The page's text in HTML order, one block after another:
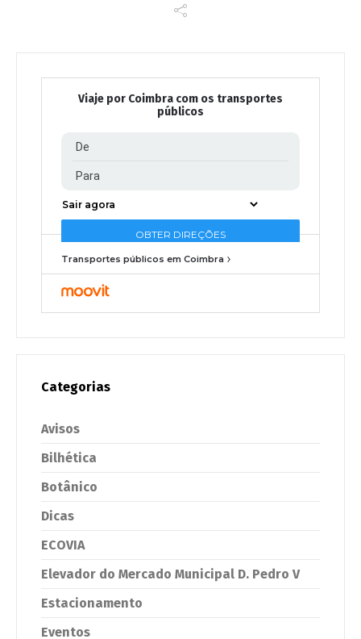
Viaje por Coimbra com os transportes
públicos
Transportes públicos em Coimbra
Categorias
Avisos
Bilhética
Botânico
Dicas
ECOVIA
Elevador do Mercado Municipal D. Pedro V
Estacionamento
Eventos